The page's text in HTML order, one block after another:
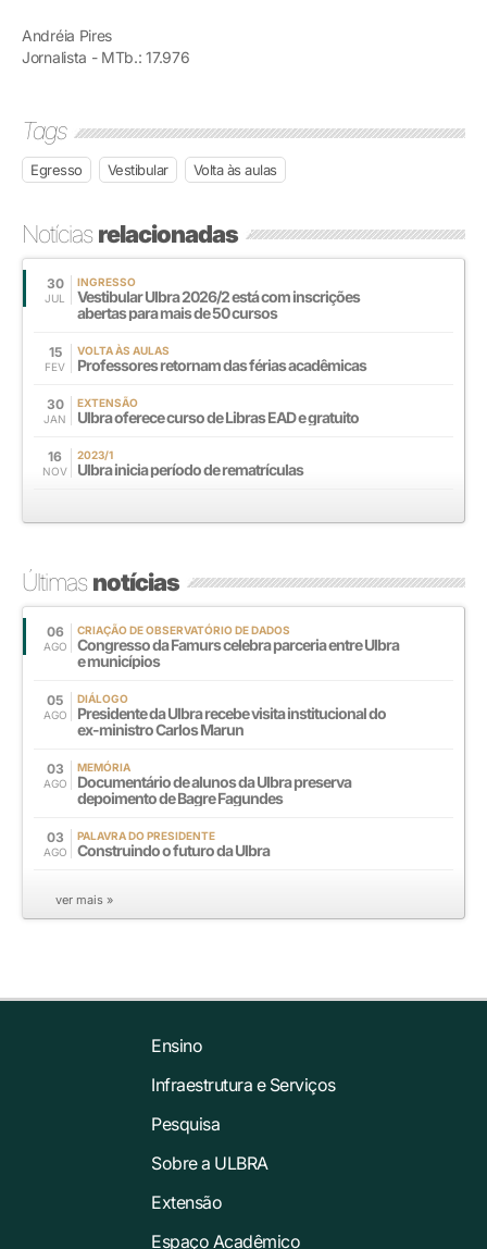
Andréia Pires
Jornalista - MTb.: 17.976
Tags
Egresso Vestibular Volta às aulas
Notíciasrelacionadas
30
JUL
INGRESSO
Vestibular Ulbra 2026/2 está com inscrições
abertas para mais de 50 cursos
15
FEV
VOLTA ÀS AULAS
Professores retornam das férias acadêmicas
30
JAN
EXTENSÃO
Ulbra oferece curso de Libras EAD e gratuito
16
NOV
2023/1
Ulbra inicia período de rematrículas
Últimasnotícias
06
AGO
CRIAÇÃO DE OBSERVATÓRIO DE DADOS
Congresso da Famurs celebra parceria entre Ulbra
e municípios
05
AGO
DIÁLOGO
Presidente da Ulbra recebe visita institucional do
ex-ministro Carlos Marun
03
AGO
MEMÓRIA
Documentário de alunos da Ulbra preserva
depoimento de Bagre Fagundes
03
AGO
PALAVRA DO PRESIDENTE
Construindo o futuro da Ulbra
ver mais »
Ensino
Infraestrutura e Serviços
Pesquisa
Sobre a ULBRA
Extensão
Espaço Acadêmico